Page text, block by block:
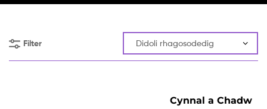
Filter
Cynnal a Chadw